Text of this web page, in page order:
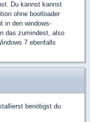
Du kannst kannst
ohne bootloader
in den windows-
das zumindest, also
7 ebenfalls
benötigst du